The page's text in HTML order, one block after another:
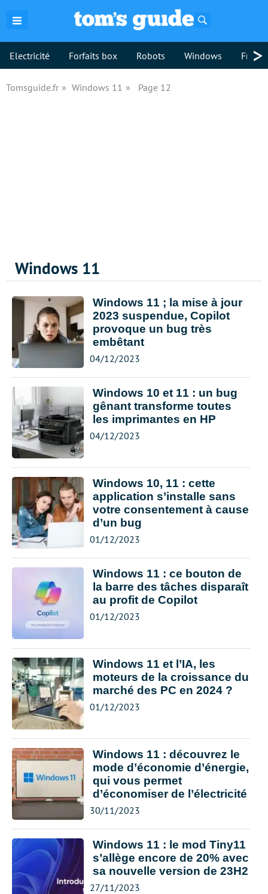
Electricité Forfaits box Robots Windows >
Tomsguide.fr Windows 11 Page 12
Windows 11
Windows 11 ; la mise à jour
2023 suspendue, Copilot
provoque un bug très
embêtant
04/12/2023
Windows 10 et 11 : un bug
gênant transforme toutes
les imprimantes en HP
04/12/2023
Windows 10, 11 : cette
application s’installe sans
votre consentement à cause
d’un bug
01/12/2023
Windows 11 : ce bouton de
la barre des tâches disparaît
au profit de Copilot
01/12/2023
Windows 11 et l’IA, les
moteurs de la croissance du
marché des PC en 2024 ?
01/12/2023
Windows 11 : découvrez le
mode d’économie d’énergie,
qui vous permet
d’économiser de l’électricité
30/11/2023
Windows 11 : le mod Tiny11
s’allège encore de 20% avec
sa nouvelle version de 23H2
27/11/2023